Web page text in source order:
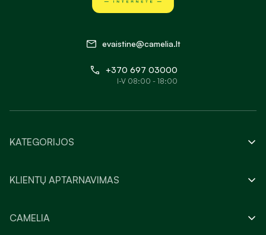
evaistine@camelia.lt
+370 697 03000
I-V 08:00 - 18:00
KATEGORIJOS
KLIENTŲ APTARNAVIMAS
CAMELIA